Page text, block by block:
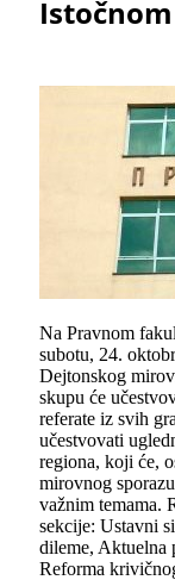
Na Pravnom
subotu, 24.
Dejtonskog
skupu će
referate iz svih
učestvovati
regiona, koji će,
mirovnog
važnim temama.
sekcije: Ustavni
dileme, Aktuelna
Reforma